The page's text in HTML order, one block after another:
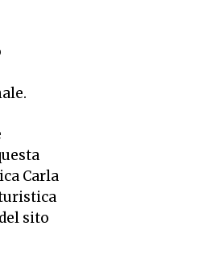
Carla
sito